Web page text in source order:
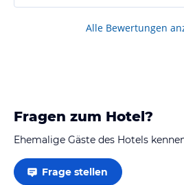
Alle Bewertungen
Fragen zum Hotel?
Ehemalige Gäste des Hotels
Frage stellen